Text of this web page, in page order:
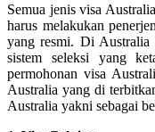
Semua jenis visa
harus melakukan
yang resmi. Di Australia
sistem seleksi yang
permohonan visa
Australia yang di
Australia yakni sebagai